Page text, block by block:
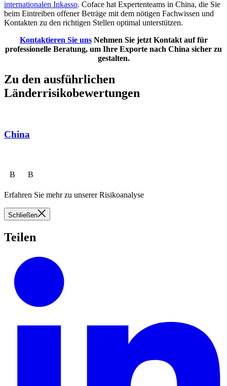
internationalen Inkasso. Coface hat Expertenteams in China, die Sie
beim Eintreiben offener Beträge mit dem nötigen Fachwissen und
Kontakten zu den richtigen Stellen optimal unterstützen.
Kontaktieren Sie unsNehmen Sie jetzt Kontakt auf für
professionelle Beratung, um Ihre Exporte nach China sicher zu
gestalten.
Zu den ausführlichen
Länderrisikobewertungen
China
B B
Erfahren Sie mehr zu unserer Risikoanalyse
Schließen
Teilen